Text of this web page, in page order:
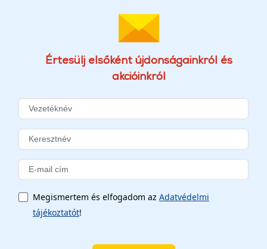
Értesülj elsőként újdonságainkról és
akcióinkról
Megismertem és elfogadom az Adatvédelmi
tájékoztatót!